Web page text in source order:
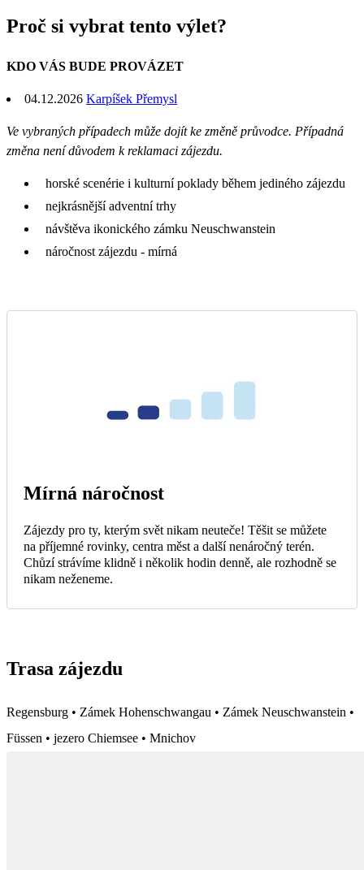
Proč si vybrat tento výlet?
KDO VÁS BUDE PROVÁZET
04.12.2026 Karpíšek Přemysl
Ve vybraných případech může dojít ke změně průvodce. Případná
změna není důvodem k reklamaci zájezdu.
horské scenérie i kulturní poklady během jediného zájezdu
nejkrásnější adventní trhy
návštěva ikonického zámku Neuschwanstein
náročnost zájezdu - mírná
Mírná náročnost
Zájezdy pro ty, kterým svět nikam neuteče! Těšit se můžete
na příjemné rovinky, centra měst a další nenáročný terén.
Chůzí strávíme klidně i několik hodin denně, ale rozhodně se
nikam neženeme.
Trasa zájezdu
Regensburg • Zámek Hohenschwangau • Zámek Neuschwanstein •
Füssen • jezero Chiemsee • Mnichov